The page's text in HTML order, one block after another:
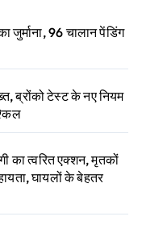
जुर्माना, 96 चालान पेंडिंग
ब्रोंको टेस्ट के नए नियम
का त्वरित एक्शन, मृतकों
घायलों के बेहतर